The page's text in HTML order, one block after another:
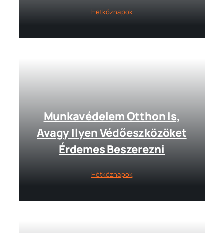
Hétköznapok
Munkavédelem Otthon Is,
Avagy Ilyen Védőeszközöket
Érdemes Beszerezni
Hétköznapok